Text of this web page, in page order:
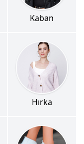
Kaban
Hırka